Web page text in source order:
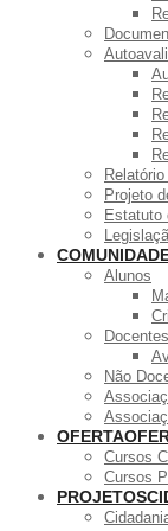
Projeto
Estatuto
Alunos
Docentes
Não
OFERTA
Cursos
Cursos
PROJETOS